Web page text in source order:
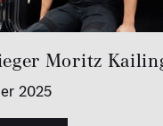
Moritz
2025